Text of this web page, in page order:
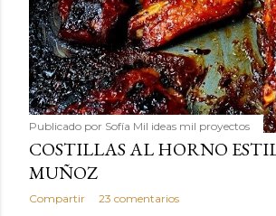
Publicado por Sofía Mil ideas mil proyectos
COSTILLAS AL HORNO
MUÑOZ
Compartir 23 comentarios